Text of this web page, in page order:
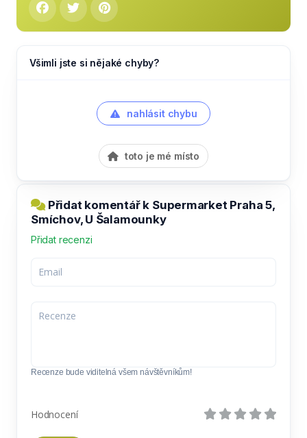
Všimli jste si nějaké chyby?
nahlásit chybu
toto je mé místo
Přidat komentář k Supermarket Praha 5,
Smíchov, U Šalamounky
Přidat recenzi
Recenze bude viditelná všem návštěvníkům!
Hodnocení